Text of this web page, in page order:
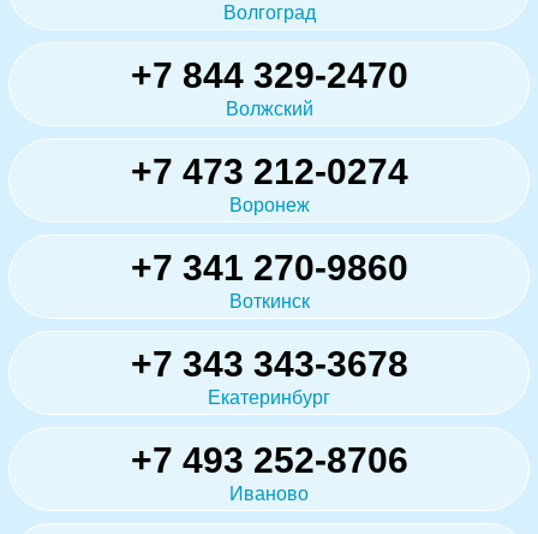
Волгоград
+7 844 329-2470
Волжский
+7 473 212-0274
Воронеж
+7 341 270-9860
Воткинск
+7 343 343-3678
Екатеринбург
+7 493 252-8706
Иваново